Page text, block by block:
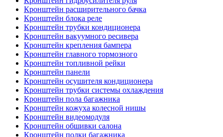
Кронштейн расширительного бачка
Кронштейн блока реле
Кронштейн трубки кондиционера
Кронштейн вакуумного ресивера
Кронштейн крепления бампера
Кронштейн главного тормозного
Кронштейн топливной рейки
Кронштейн панели
Кронштейн осушителя кондиционера
Кронштейн трубки системы охлаждения
Кронштейн пола багажника
Кронштейн кожуха колесной нишы
Кронштейн видеомодуля
Кронштейн обшивки салона
Кронштейн полки багажника